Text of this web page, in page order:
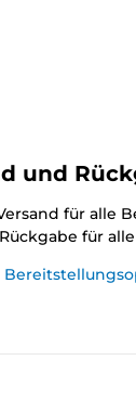
und
für alle
für